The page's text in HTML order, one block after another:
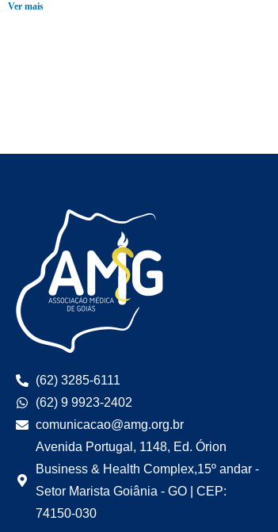
Ver mais
(62) 3285-6111
(62) 9 9923-2402
comunicacao@amg.org.br
Avenida Portugal, 1148, Ed. Órion
Business & Health Complex,15º andar -
Setor Marista Goiânia - GO | CEP:
74150-030